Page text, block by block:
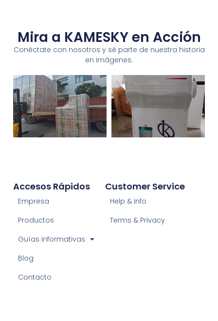
Mira a KAMESKY en Acción
Conéctate con nosotros y sé parte de nuestra historia
en imágenes.
Customer Service
Help & Info
Terms & Privacy
Accesos Rápidos
Empresa
Productos
Guías informativas
Blog
Contacto